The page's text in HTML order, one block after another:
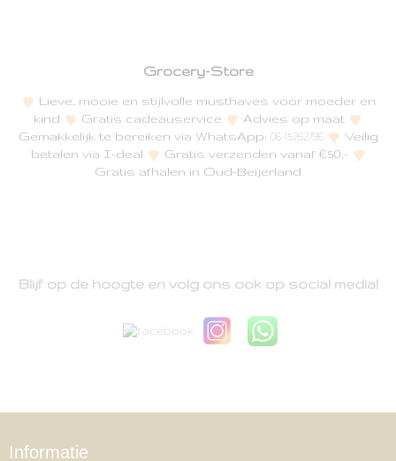
Grocery-Store
Lieve, mooie en stijlvolle musthaves voor moeder en
kind
Gratis cadeauservice
Advies op maat
Gemakkelijk te bereiken via WhatsApp: 06-15262796
Veilig
betalen via I-deal
Gratis verzenden vanaf €50,-
Gratis afhalen in Oud-Beijerland
Blijf op de hoogte en volg ons ook op social media!
Informatie